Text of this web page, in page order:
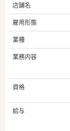
店舗名
雇用形態
業種
業務内容
資格
給与